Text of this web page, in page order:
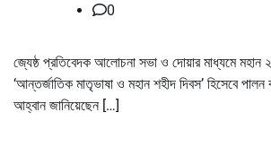
0
জ্যেষ্ঠ প্রতিবেদক আলোচনা সভা ও দোয়ার মাধ্যমে মহান
‘আন্তর্জাতিক মাতৃভাষা ও মহান শহীদ দিবস’ হিসেবে
আহ্বান জানিয়েছেন […]